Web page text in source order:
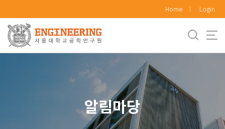
로
메
Home Login
알림마당